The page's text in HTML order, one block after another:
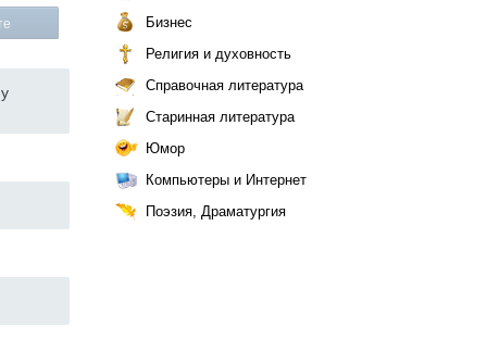
Бизнес
Религия и духовность
Справочная литература
Старинная литература
Юмор
Компьютеры и Интернет
Поэзия, Драматургия